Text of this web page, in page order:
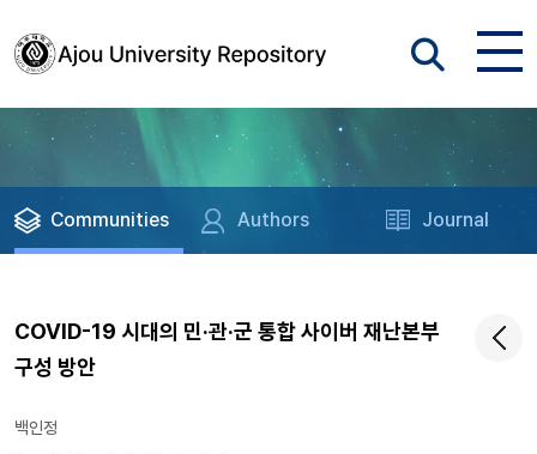
Communities Authors Journal
COVID-19 시대의 민·관·군 통합 사이버 재난본부
구성 방안
백인정